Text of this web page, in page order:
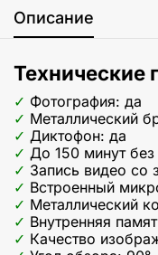
Описание
Технические
Фотография: да
Металлический
Диктофон: да
До 150 минут
Запись видео со
Встроенный
Металлический
Внутренняя
Качество